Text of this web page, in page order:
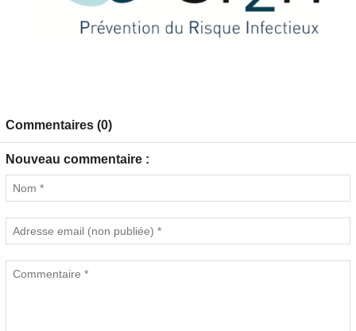
Commentaires (0)
Nouveau commentaire :